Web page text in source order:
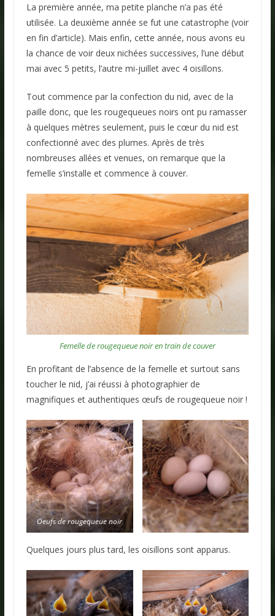
La première année, ma petite planche n’a pas été
utilisée. La deuxième année se fut une catastrophe (voir
en fin d’article). Mais enfin, cette année, nous avons eu
la chance de voir deux nichées successives, l’une début
mai avec 5 petits, l’autre mi-juillet avec 4 oisillons.
Tout commence par la confection du nid, avec de la
paille donc, que les rougequeues noirs ont pu ramasser
à quelques mètres seulement, puis le cœur du nid est
confectionné avec des plumes. Après de très
nombreuses allées et venues, on remarque que la
femelle s’installe et commence à couver.
Femelle de rougequeue noir en train de couver
En profitant de l’absence de la femelle et surtout sans
toucher le nid, j’ai réussi à photographier de
magnifiques et authentiques œufs de rougequeue noir !
Oeufs de rougequeue noir
Quelques jours plus tard, les oisillons sont apparus.